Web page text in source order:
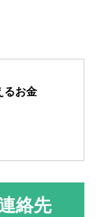
るお金
絡先